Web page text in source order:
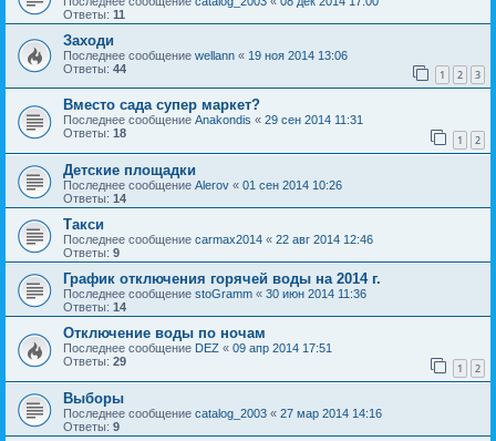
Ответы: 11
Заходи
Последнее сообщение wellann « 19 ноя 2014 13:06
Ответы: 44 1 2 3
Вместо сада супер маркет?
Последнее сообщение Anakondis « 29 сен 2014 11:31
Ответы: 18 1 2
Детские площадки
Последнее сообщение Alerov « 01 сен 2014 10:26
Ответы: 14
Такси
Последнее сообщение carmax2014 « 22 авг 2014 12:46
Ответы: 9
График отключения горячей воды на 2014 г.
Последнее сообщение stoGramm « 30 июн 2014 11:36
Ответы: 14
Отключение воды по ночам
Последнее сообщение DEZ « 09 апр 2014 17:51
Ответы: 29 1 2
Выборы
Последнее сообщение catalog_2003 « 27 мар 2014 14:16
Ответы: 9